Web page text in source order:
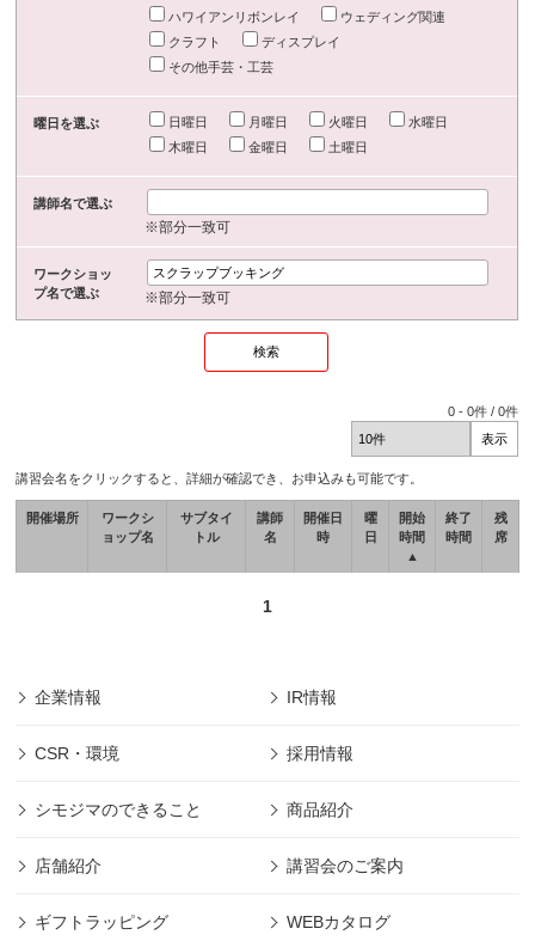
ハワイアンリボンレイ
ウェディング関連
クラフト
ディスプレイ
その他手芸・工芸
曜日を選ぶ 日曜日 月曜日 火曜日
水曜日
木曜日
金曜日 土曜日
講師名で選ぶ
※部分一致可
ワークショッ
プ名で選ぶ
※部分一致可
0 -0件 /0件
講習会名をクリックすると、詳細が確認でき、お申込みも可能です。
開催場所
ワークシ
ョップ名
サブタイ
トル
講師
名
開催日
時
曜
日
開始
時間
▲
終了
時間
残
席
1
企業情報 IR情報
CSR・環境 採用情報
シモジマのできること 商品紹介
店舗紹介 講習会のご案内
ギフトラッピング WEBカタログ